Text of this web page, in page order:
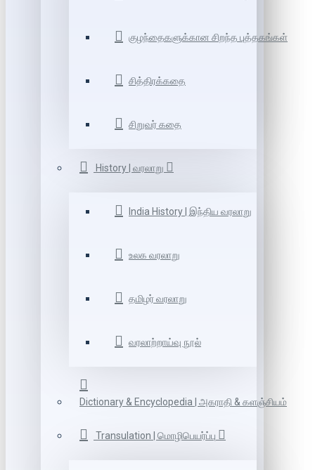
குழந்தைகளுக்கான சிறந்த புத்தகங்கள்
சித்திரக்கதை
சிறுவர் கதை
History | வரலாறு
India History | இந்திய வரலாறு
உலக வரலாறு
தமிழர் வரலாறு
வரலாற்றாய்வு நூல்
Dictionary & Encyclopedia | அகராதி & களஞ்சியம்
Transulation | மொழிபெயர்ப்பு